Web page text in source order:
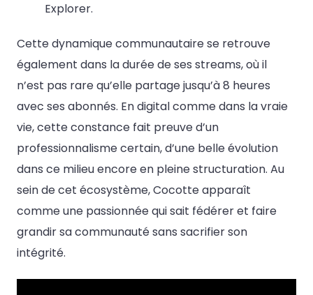
Explorer.
Cette dynamique communautaire se retrouve
également dans la durée de ses streams, où il
n’est pas rare qu’elle partage jusqu’à 8 heures
avec ses abonnés. En digital comme dans la vraie
vie, cette constance fait preuve d’un
professionnalisme certain, d’une belle évolution
dans ce milieu encore en pleine structuration. Au
sein de cet écosystème, Cocotte apparaît
comme une passionnée qui sait fédérer et faire
grandir sa communauté sans sacrifier son
intégrité.